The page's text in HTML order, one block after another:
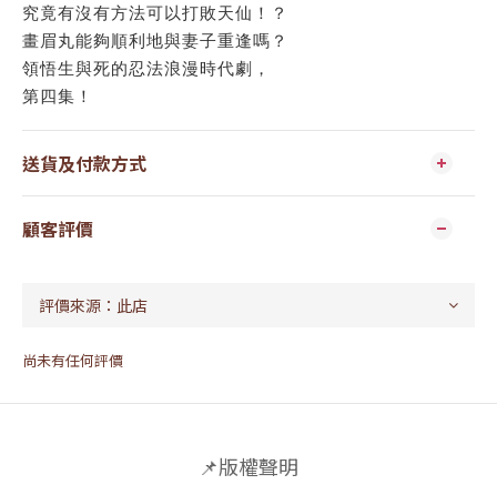
究竟有沒有方法可以打敗天仙！？
畫眉丸能夠順利地與妻子重逢嗎？
領悟生與死的忍法浪漫時代劇，
第四集！
送貨及付款方式
顧客評價
尚未有任何評價
📌版權聲明